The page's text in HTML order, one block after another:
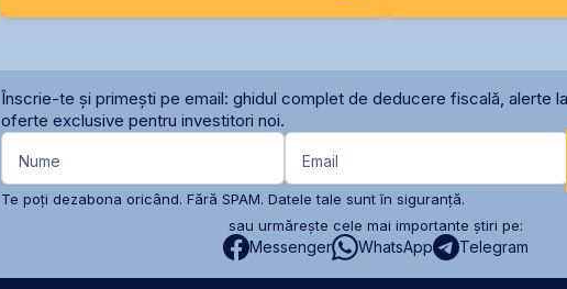
Înscrie-te și primești pe email: ghidul complet de deducere fiscală, alerte
oferte exclusive pentru investitori noi.
Nume Email
Te poți dezabona oricând. Fără SPAM. Datele tale sunt în siguranță.
sau urmărește cele mai importante știri pe:
Messenger WhatsApp Telegram